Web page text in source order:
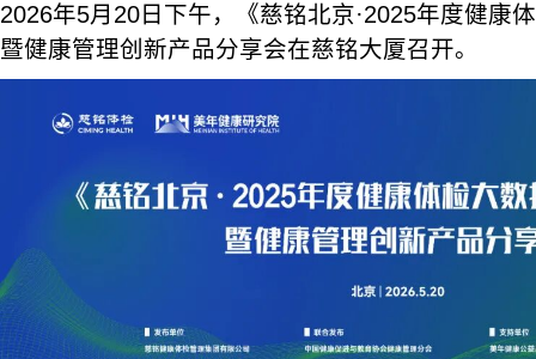
2026年5月20日下午，《慈铭北京·2025年度健康
暨健康管理创新产品分享会在慈铭大厦召开。